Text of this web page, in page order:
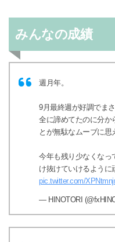
みんなの成績
週月年。
9月最終週が好調でま
全に諦めてたのに分か
とが無駄なムーブに思
今年も残り少なくなっ
け抜けていけるように
pic.twitter.com/
— HINOTORI